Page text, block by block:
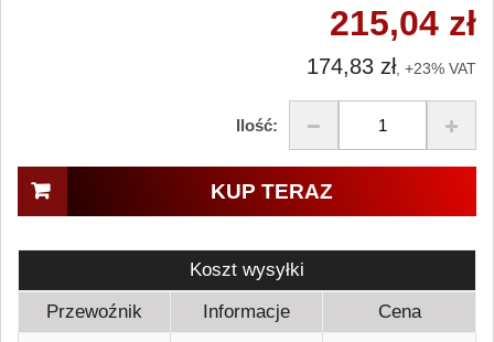
215,04 zł
174,83 zł, +23% VAT
Ilość:
KUP TERAZ
Koszt wysyłki
Przewoźnik
Informacje Cena